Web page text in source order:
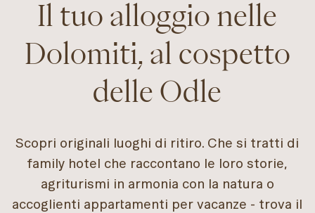
Il tuo alloggio nelle
Dolomiti, al cospetto
delle Odle
Scopri originali luoghi di ritiro. Che si tratti di
family hotel che raccontano le loro storie,
agriturismi in armonia con la natura o
accoglienti appartamenti per vacanze - trova il